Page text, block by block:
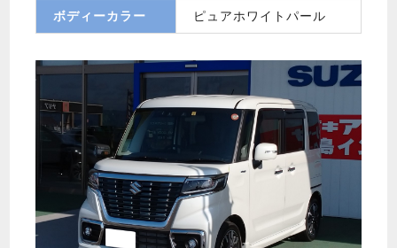
ボディーカラー ピュアホワイトパール